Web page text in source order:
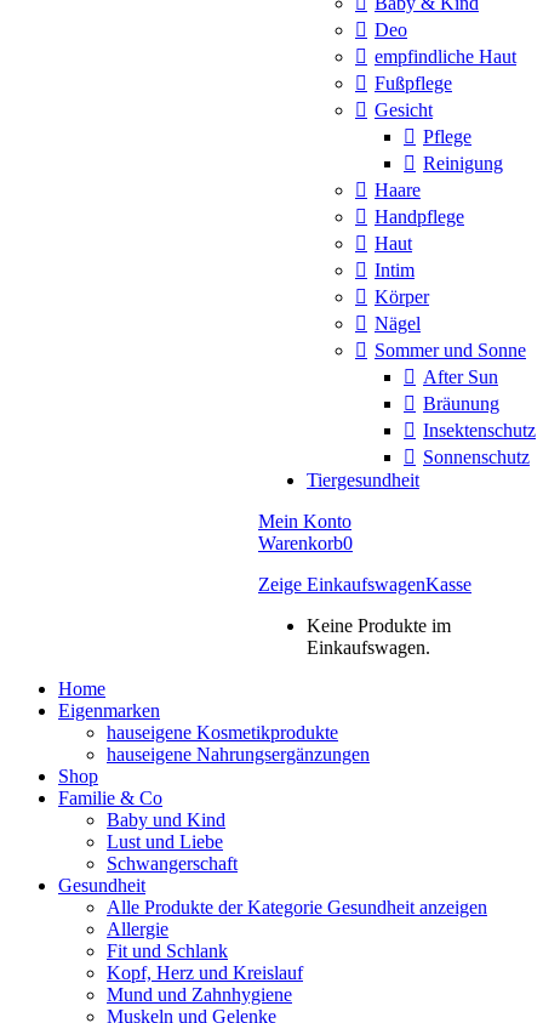
Deo
empfindliche Haut
Fußpflege
Gesicht
Pflege
Reinigung
Haare
Handpflege
Haut
Intim
Körper
Nägel
Sommer und Sonne
After Sun
Bräunung
Insektenschutz
Sonnenschutz
Tiergesundheit
Mein Konto
Warenkorb0
Zeige EinkaufswagenKasse
Keine Produkte im
Einkaufswagen.
Home
Eigenmarken
hauseigene Kosmetikprodukte
hauseigene Nahrungsergänzungen
Shop
Familie & Co
Baby und Kind
Lust und Liebe
Schwangerschaft
Gesundheit
Alle Produkte der Kategorie Gesundheit anzeigen
Allergie
Fit und Schlank
Kopf, Herz und Kreislauf
Mund und Zahnhygiene
Muskeln und Gelenke